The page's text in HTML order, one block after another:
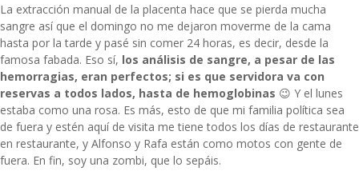
La extracción manual de la placenta hace que se pierda mucha
sangre así que el domingo no me dejaron moverme de la cama
hasta por la tarde y pasé sin comer 24 horas, es decir, desde la
famosa fabada. Eso sí, los análisis de sangre, a pesar de las
hemorragias, eran perfectos; si es que servidora va con
reservas a todos lados, hasta de hemoglobinas 😉 Y el lunes
estaba como una rosa. Es más, esto de que mi familia política sea
de fuera y estén aquí de visita me tiene todos los días de restaurante
en restaurante, y Alfonso y Rafa están como motos con gente de
fuera. En fin, soy una zombi, que lo sepáis.